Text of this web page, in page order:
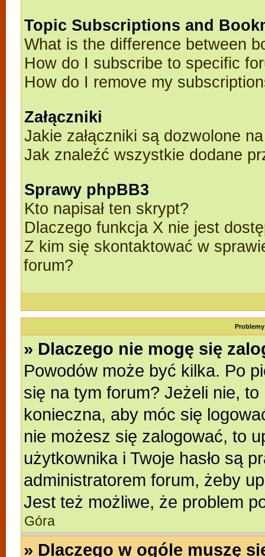
Topic Subscriptions and
What is the difference between
How do I subscribe to specific
How do I remove my
Załączniki
Jakie załączniki są dozwolone
Jak znaleźć wszystkie dodane
Sprawy phpBB3
Kto napisał ten skrypt?
Dlaczego funkcja X nie jest
Z kim się skontaktować w
forum?
» Dlaczego nie mogę się
Powodów może być kilka. Po
się na tym forum? Jeżeli nie,
konieczna, aby móc się
nie możesz się zalogować, to
użytkownika i Twoje hasło są
administratorem forum, żeby
Jest też możliwe, że problem
Góra
» Dlaczego w ogóle muszę